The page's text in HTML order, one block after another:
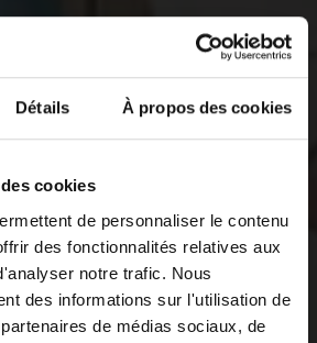
Détails À propos des cookies
cookies
de personnaliser le contenu
des fonctionnalités relatives aux
notre trafic. Nous
des informations sur l'utilisation de
de médias sociaux, de